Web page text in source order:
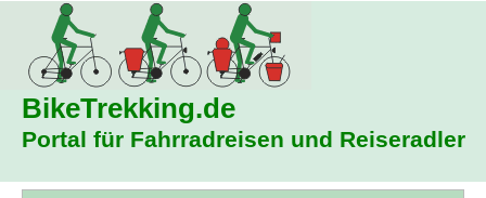
BikeTrekking.de
Portal für Fahrradreisen und Reiseradler